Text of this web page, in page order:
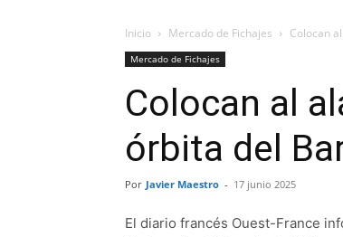
Inicio Mercado de Fichajes Colocan
Mercado de Fichajes
Colocan al
órbita del
Por Javier Maestro - 17 junio 2025
El diario francés Ouest-France